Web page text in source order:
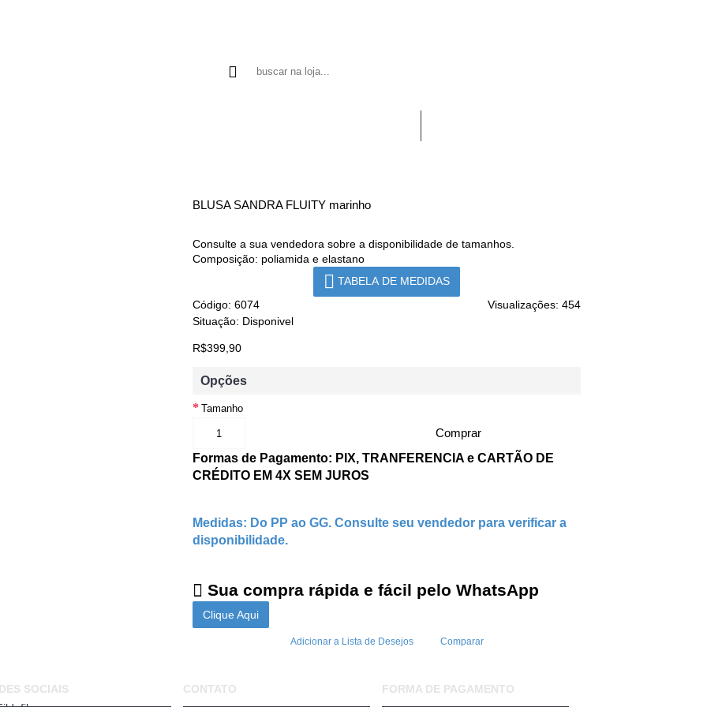
BLUSA SANDRA FLUITY marinho
Consulte a sua vendedora sobre a disponibilidade de tamanhos.
Composição: poliamida e elastano
TABELA DE MEDIDAS
Visualizações: 454
Código: 6074
Situação: Disponivel
R$399,90
Opções
Tamanho
Comprar
Formas de Pagamento: PIX, TRANFERENCIA e CARTÃO DE
CRÉDITO EM 4X SEM JUROS
Medidas: Do PP ao GG. Consulte seu vendedor para verificar a
disponibilidade.
Sua compra rápida e fácil pelo WhatsApp
Clique Aqui
Adicionar a Lista de Desejos Comparar
SOCIAIS CONTATO FORMA DE PAGAMENTO